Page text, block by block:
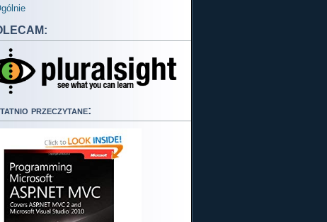
center ;
przeczytane: